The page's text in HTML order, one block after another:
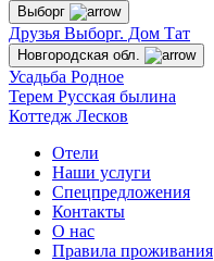
Выборг
Друзья Выборг. Дом Тат
Новгородская обл.
Усадьба Родное
Терем Русская былина
Коттедж Лесков
Отели
Наши услуги
Спецпредложения
Контакты
О нас
Правила проживания